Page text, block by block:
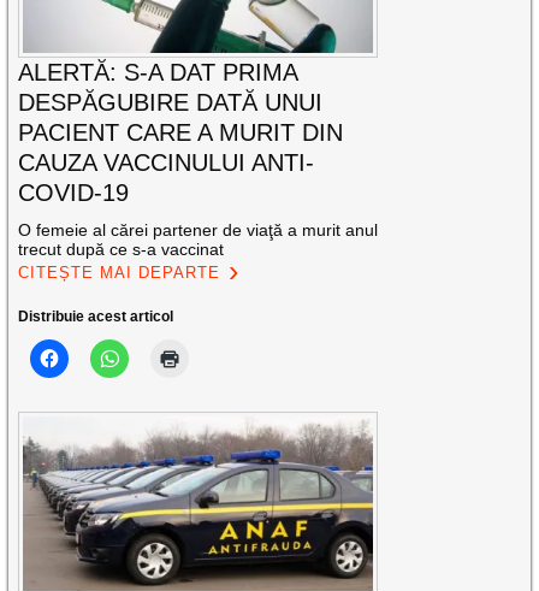
ALERTĂ: S-A DAT PRIMA
DESPĂGUBIRE DATĂ UNUI
PACIENT CARE A MURIT DIN
CAUZA VACCINULUI ANTI-
COVID-19
O femeie al cărei partener de viaţă a murit anul
trecut după ce s-a vaccinat
CITEȘTE MAI DEPARTE
Distribuie acest articol